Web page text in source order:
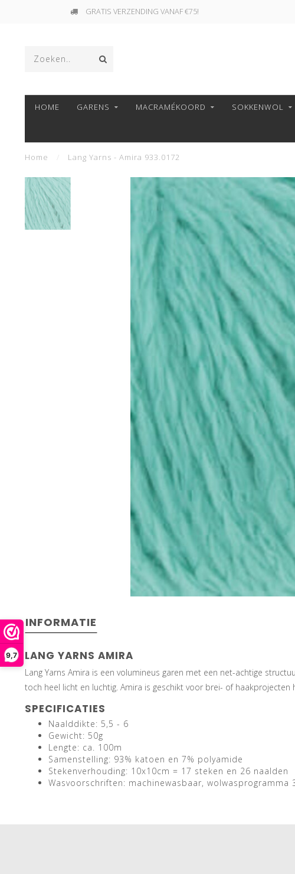
9,7
GRATIS VERZENDING VANAF €75!
HOME GARENS MACRAMÉKOORD SOKKENWOL
Home Lang Yarns - Amira 933.0172
INFORMATIE
LANG YARNS AMIRA
Lang Yarns Amira is een volumineus garen met een net-achtige
toch heel licht en luchtig. Amira is geschikt voor brei- of haakprojecten
SPECIFICATIES
Naalddikte: 5,5 - 6
Gewicht: 50g
Lengte: ca. 100m
Samenstelling: 93% katoen en 7% polyamide
Stekenverhouding: 10x10cm = 17 steken en 26 naalden
Wasvoorschriften: machinewasbaar, wolwasprogramma